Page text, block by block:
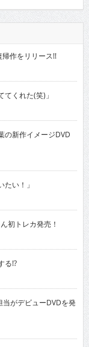
作をリリース!!
くれた(笑)」
新作イメージDVD
い！」
初トレカ発売！
る!?
がデビューDVDを発